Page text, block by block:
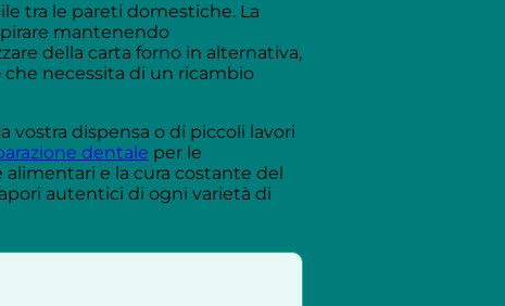
tra le pareti domestiche. La
mantenendo
della carta forno in alternativa,
necessita di un ricambio
vostra dispensa o di piccoli lavori
dentale per le
e la cura costante del
autentici di ogni varietà di